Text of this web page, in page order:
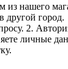
нашего
другой город.
2.
личные